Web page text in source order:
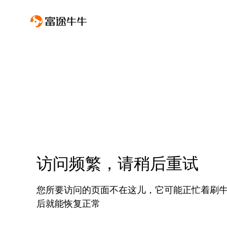
访问频繁，请稍后重试
您所要访问的页面不在这儿，它可能正忙着刷
后就能恢复正常